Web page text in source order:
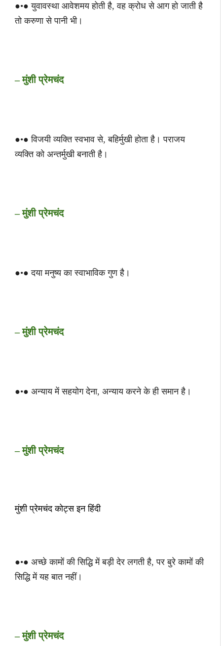
●•● युवावस्था आवेशमय होती है, वह क्रोध से आग हो जाती है
तो करुणा से पानी भी।
– मुंशी प्रेमचंद
●•● विजयी व्यक्ति स्वभाव से, बहिर्मुखी होता है। पराजय
व्यक्ति को अन्तर्मुखी बनाती है।
– मुंशी प्रेमचंद
●•● दया मनुष्य का स्वाभाविक गुण है।
– मुंशी प्रेमचंद
●•● अन्याय में सहयोग देना, अन्याय करने के ही समान है।
– मुंशी प्रेमचंद
मुंशी प्रेमचंद कोट्स इन हिंदी
●•● अच्‍छे कामों की सिद्धि में बड़ी देर लगती है, पर बुरे कामों की
सिद्धि में यह बात नहीं।
– मुंशी प्रेमचंद